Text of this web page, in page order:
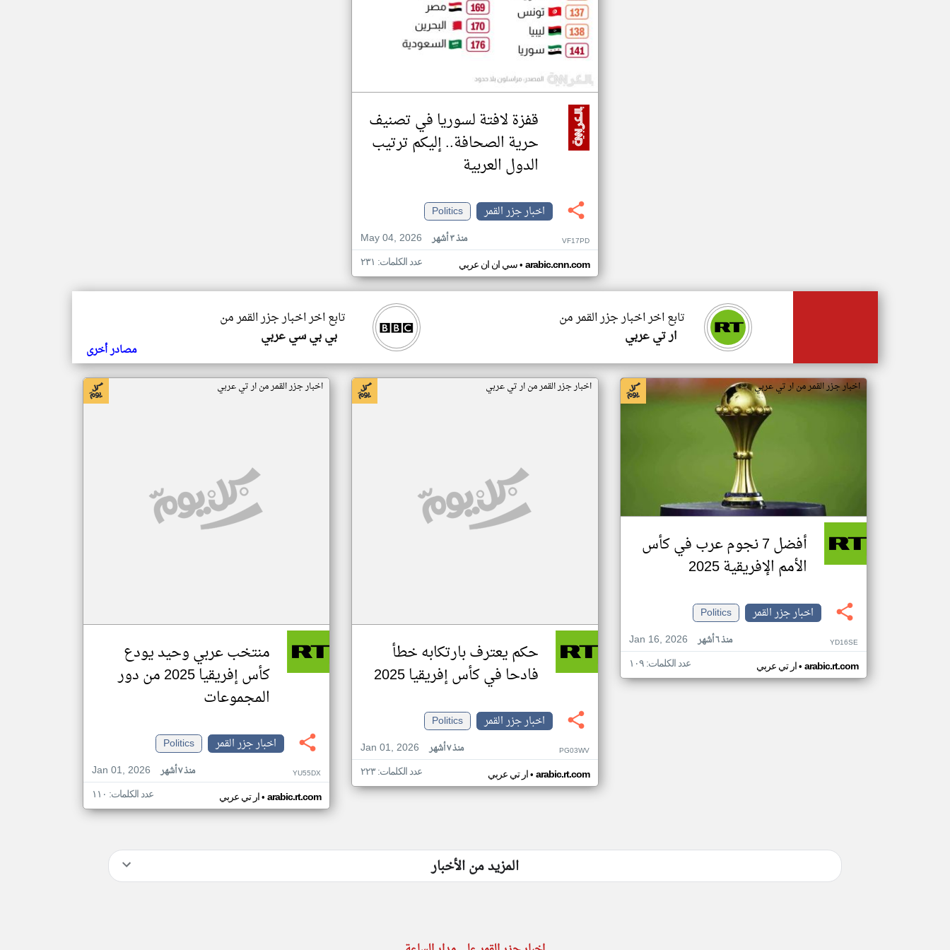
قفزة لافتة لسوريا في تصنيف
حرية الصحافة.. إليكم ترتيب
الدول العربية
اخبار جزر القمر
Politics
May 04, 2026
منذ ٣ أشهر VF17PD
سي ان ان عربي• arabic.cnn.com عدد الكلمات: ٢٣١
تابع اخر اخبار جزر القمر من
بي بي سي عربي
تابع اخر اخبار جزر القمر من
ار تي عربي
مصادر أخرى
اخبار جزر القمر من ار تي عربي
أفضل 7 نجوم عرب في كأس
الأمم الإفريقية 2025
اخبار جزر القمر
Politics
Jan 16, 2026
منذ ٦ أشهر YD16SE
ار تي عربي• arabic.rt.com عدد الكلمات: ١٠٩
اخبار جزر القمر من ار تي عربي
حكم يعترف بارتكابه خطأ
فادحا في كأس إفريقيا 2025
اخبار جزر القمر
Politics
Jan 01, 2026
منذ ٧ أشهر PG03WV
ار تي عربي• arabic.rt.com عدد الكلمات: ٢٢٣
اخبار جزر القمر من ار تي عربي
منتخب عربي وحيد يودع
كأس إفريقيا 2025 من دور
المجموعات
اخبار جزر القمر
Politics
Jan 01, 2026
منذ ٧ أشهر YU55DX
ار تي عربي• arabic.rt.com عدد الكلمات: ١١٠
المزيد من الأخبار